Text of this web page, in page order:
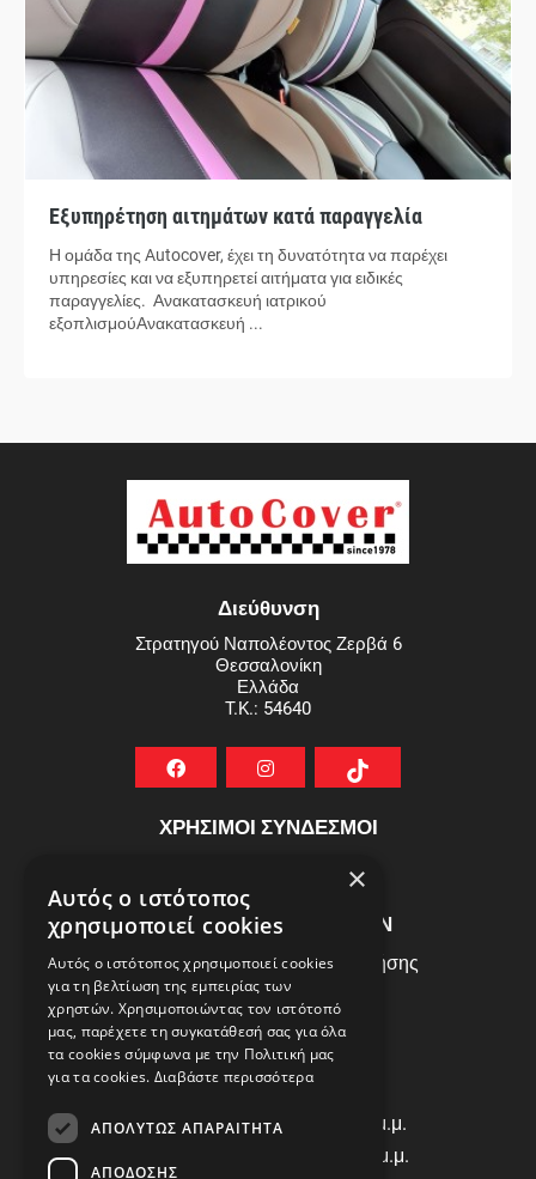
Εξυπηρέτηση αιτημάτων κατά παραγγελία
Η ομάδα της Autocover, έχει τη δυνατότητα να παρέχει
υπηρεσίες και να εξυπηρετεί αιτήματα για ειδικές
παραγγελίες. Ανακατασκευή ιατρικού
εξοπλισμούΑνακατασκευή ...
Διεύθυνση
Στρατηγού Ναπολέοντος Ζερβά 6
Θεσσαλονίκη
Ελλάδα
T.K.: 54640
ΧΡΗΣΙΜΟΙ ΣΥΝΔΕΣΜΟΙ
ΕΞΥΠΗΡΕΤΗΣΗ ΠΕΛΑΤΩΝ
Πολιτική Δεδομένων - Όροι Χρήσης
Πολιτική Επιστροφών
Όροι Χρήσης
ΩΡΑΡΙΟ ΛΕΙΤΟΥΡΓΙΑΣ
Δ | Τ | Τ | Π: 8:00 π.μ. - 18:00 μ.μ.
Παρασκευή: 8:00 π.μ. - 14:00 μ.μ.
×
Αυτός ο ιστότοπος
χρησιμοποιεί cookies
Αυτός ο ιστότοπος χρησιμοποιεί cookies
για τη βελτίωση της εμπειρίας των
χρηστών. Χρησιμοποιώντας τον ιστότοπό
μας, παρέχετε τη συγκατάθεσή σας για όλα
τα cookies σύμφωνα με την Πολιτική μας
για τα cookies. Διαβάστε περισσότερα
ΑΠΟΛΎΤΩΣ ΑΠΑΡΑΊΤΗΤΑ
ΑΠΌΔΟΣΗΣ